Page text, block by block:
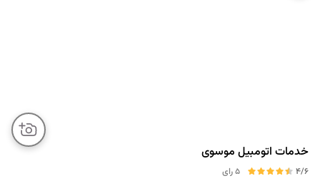
خدمات اتومبیل موسوی
4/6
5 رای